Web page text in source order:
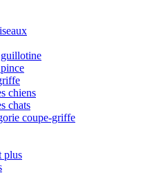
chiens
chats
coupe-griffe
plus